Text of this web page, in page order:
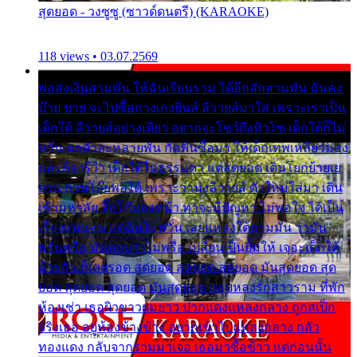
สุดยอด - วงซูซู (ซาวด์ดนตรี) (KARAOKE)
118 views • 03.07.2569
พ่อส่งเงินสามพัน ให้ฉันเรียนราม ได้อีกสักสามพัน ฉันคง
บ๊าย บาย จะไปซื้อกางเกงยีนส์ ลีวายส์มาใส่ เพราะเราเป็น
เด็กใต้ ลีวายส์อย่างเดียว อยากจะโชว์ถึงหิวโซ เด็กใต้ก็ไม่
หวั่น ตกตัวละหลายพัน กัดฟันซื้อมา ให้เด็กเทพเหลียวมอง
และต้องรู้ว่า เด็กใต้ไม่ธรรมดา แต่สุดยอด เดินโยกย้ายเย
ยวน กวนโอ๊ยพอได้ เพราะว่านุ่งลีวายส์ ตัวใหม่ใส่มา เดิน
เข้ามหาลัย จิ๊กโก๊มองหน้า ท่าจะมีปัญหา ไม่พอใจ ได้เป็น
เรื่องแน่นอน แต่ฉันไม่หวั่น เลยแหลงใต้ถามมัน ว่ามัน
พรั่นพรือ มันตอบว่าไม่พรื่อ เปลี่ยนเป็นยิ้มให้ เจอะเด็กใต้
ด้วยกัน ก็เลยรอด สุดยอด สุดยอด สุดยอด มันสุดยอด สุด
ยอด สุดยอด สุดยอด มันสุดยอด แอบหลงรักสาวราม ที่พัก
ห้องเช่า เธอผิวขาวผมยาว ปากแดงแหลงกลาง ถูกสเป็ก
จริงเธอ อยู่ห้องข้างข้าง อยากเข้าไปแหลงกลาง กลัว
ทองแดง กลับจากรามมาเจอ เธอมาซื้อข้าว แต่ก่อนนั้น